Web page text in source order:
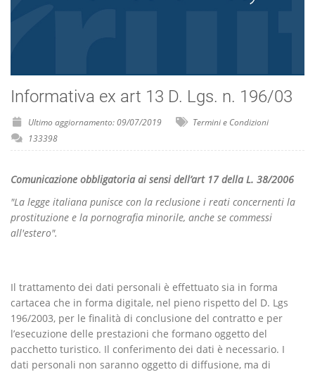
Informativa ex art 13 D. Lgs. n. 196/03
Ultimo aggiornamento: 09/07/2019
Termini e Condizioni
133398
Comunicazione obbligatoria ai sensi dell’art 17 della L. 38/2006
"La legge italiana punisce con la reclusione i reati concernenti la
prostituzione e la pornografia minorile, anche se commessi
all'estero".
Il trattamento dei dati personali è effettuato sia in forma
cartacea che in forma digitale, nel pieno rispetto del D. Lgs
196/2003, per le finalità di conclusione del contratto e per
l’esecuzione delle prestazioni che formano oggetto del
pacchetto turistico. Il conferimento dei dati è necessario. I
dati personali non saranno oggetto di diffusione, ma di